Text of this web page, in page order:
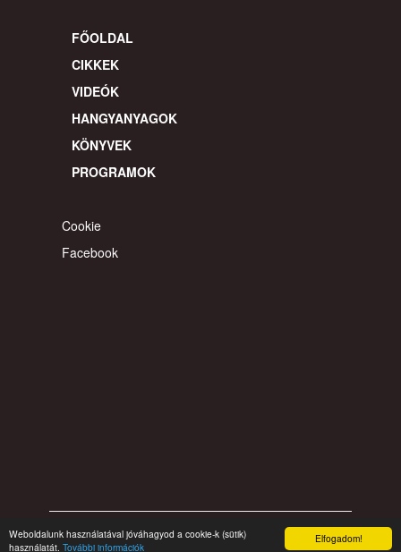
Elfogadom!
Weboldalunk használatával jóváhagyod a cookie-k (sütik)
használatát. További információk
FŐOLDAL
CIKKEK
VIDEÓK
HANGYANYAGOK
KÖNYVEK
PROGRAMOK
Cookie
Facebook
© 2026 gyereahogyvagy. Minden jog fentartva.